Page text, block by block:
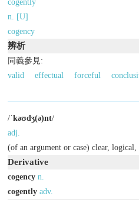
cogently
n. [U]
cogency
辨析
同義參見:
valid
effectual forceful
/ˈkəʊdʒ(ə)nt/
adj.
(of an argument or case) clear, logical,
Derivative
cogency n.
cogently adv.